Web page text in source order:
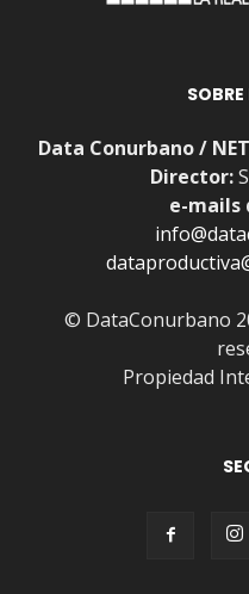
Data Conurbano /
Director:
e-mails
© DataConurbano
Propiedad